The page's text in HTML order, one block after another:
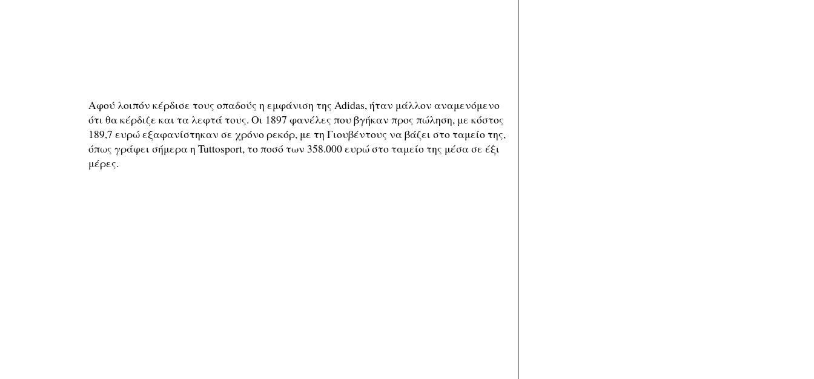
Αφού λοιπόν κέρδισε τους οπαδούς η εμφάνιση της Adidas, ήταν μάλλον αναμενόμενο
ότι θα κέρδιζε και τα λεφτά τους. Οι 1897 φανέλες που βγήκαν προς πώληση, με κόστος
189,7 ευρώ εξαφανίστηκαν σε χρόνο ρεκόρ, με τη Γιουβέντους να βάζει στο ταμείο της,
όπως γράφει σήμερα η Tuttosport, το ποσό των 358.000 ευρώ στο ταμείο της μέσα σε έξι
μέρες.